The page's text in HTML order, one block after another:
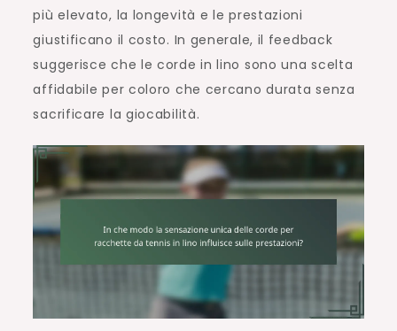
più elevato, la longevità e le prestazioni
giustificano il costo. In generale, il feedback
suggerisce che le corde in lino sono una scelta
affidabile per coloro che cercano durata senza
sacrificare la giocabilità.